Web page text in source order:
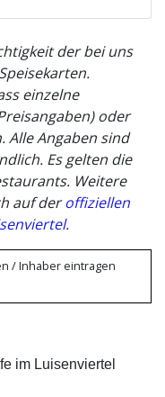
der bei uns
einzelne
oder
Alle Angaben sind
Es gelten die
Weitere
auf deroffiziellen
.
/ Inhaber eintragen
im Luisenviertel